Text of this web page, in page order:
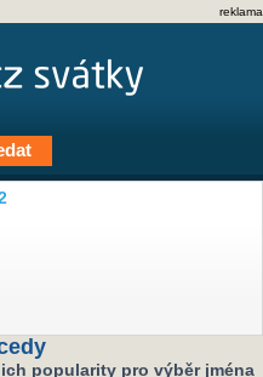
reklama
popularity pro výběr jména